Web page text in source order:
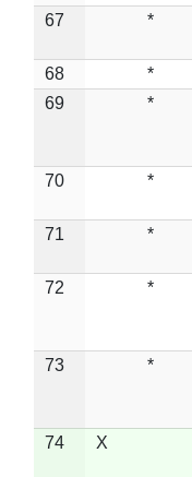
67 *
68 *
69
*
70 *
71 *
72 *
73 *
74 X